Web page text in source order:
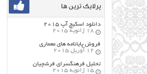
پرلایک ترین ها
دانلود اسکیچ آپ ۲۰۱۵
18 ژانویه 2015
فروش پایانامه های معماری
12 آوریل 2015
تحلیل فرهنگسرای فرشچیان
15 ژانویه 2015